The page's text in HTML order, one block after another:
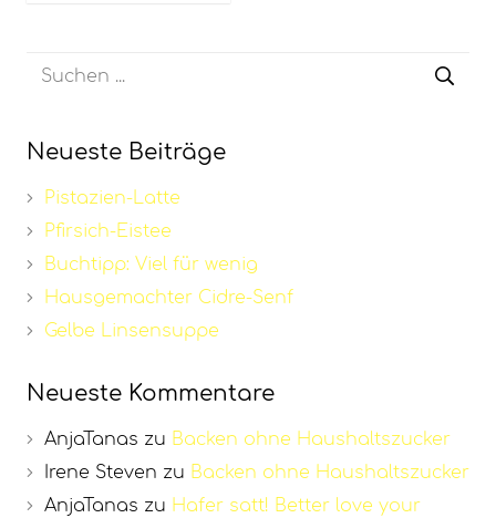
Neueste Beiträge
Pistazien-Latte
Pfirsich-Eistee
Buchtipp: Viel für wenig
Hausgemachter Cidre-Senf
Gelbe Linsensuppe
Neueste Kommentare
AnjaTanas zu Backen ohne Haushaltszucker
Irene Steven zu Backen ohne Haushaltszucker
AnjaTanas zu Hafer satt! Better love your